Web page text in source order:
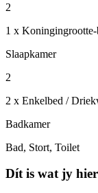
2
1 x Koningingrootte-
Slaapkamer
2
2 x Enkelbed /
Badkamer
Bad, Stort, Toilet
Dít is wat jy